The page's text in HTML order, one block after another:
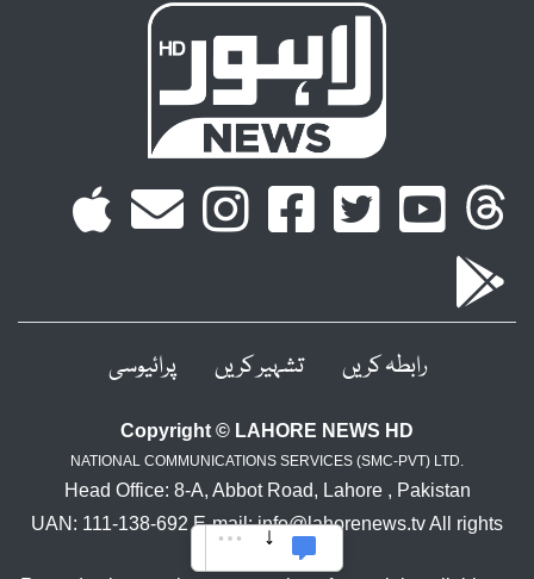
رابطہ کریں تشہیر کریں پرائیوسی
Copyright © LAHORE NEWS HD
NATIONAL COMMUNICATIONS SERVICES (SMC-PVT) LTD.
Head Office: 8-A, Abbot Road, Lahore , Pakistan
UAN: 111-138-692 E-mail: info@lahorenews.tv All rights
reserved.